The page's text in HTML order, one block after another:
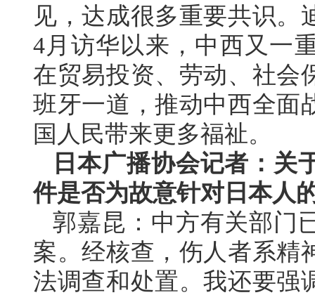
见，达成很多重要共识。
4月访华以来，中西又一
在贸易投资、劳动、社会
班牙一道，推动中西全面
国人民带来更多福祉。
日本广播协会记者：关
件是否为故意针对日本人
郭嘉昆：中方有关部门
案。经核查，伤人者系精
法调查和处置。我还要强